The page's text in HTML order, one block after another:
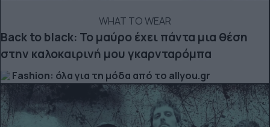
WHAT TO WEAR
Back to black: Το μαύρο έχει πάντα μια θέση
στην καλοκαιρινή μου γκαρνταρόμπα
Fashion: όλα για τη μόδα από το allyou.gr